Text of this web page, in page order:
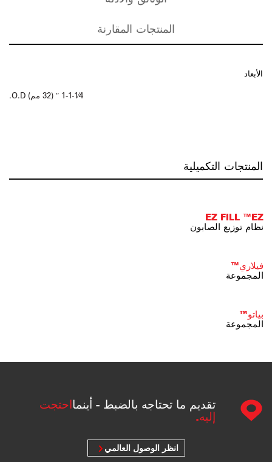
المنتجات المقارنة
الأبعاد
1-1-1⁄4 ″ (32 مم) O.D.
المنتجات التكميلية
EZ FILL ™EZ
نظام توزيع الصابون
فيلاري™
المجموعة
بياتو™
المجموعة
تقديم ما تحتاجه بالضبط - أينمااحتجت
إليه.
انظر الوصول العالمي